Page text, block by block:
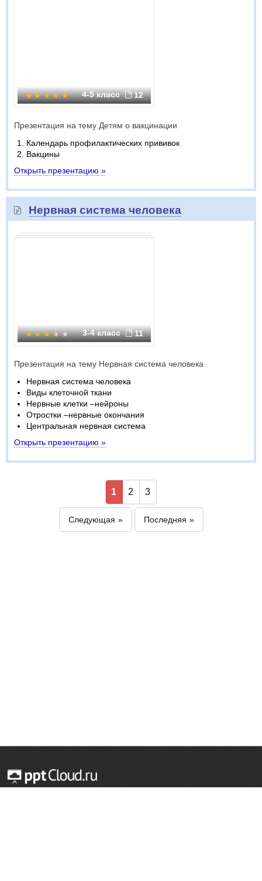
4-5 класс 12
Презентация на тему Детям о вакцинации
Календарь профилактических прививок
Вакцины
Открыть презентацию »
Нервная система человека
3-4 класс 11
Презентация на тему Нервная система человека
Нервная система человека
Виды клеточной ткани
Нервные клетки –нейроны
Отростки –нервные окончания
Центральная нервная система
Открыть презентацию »
1 2 3
Следующая Последняя